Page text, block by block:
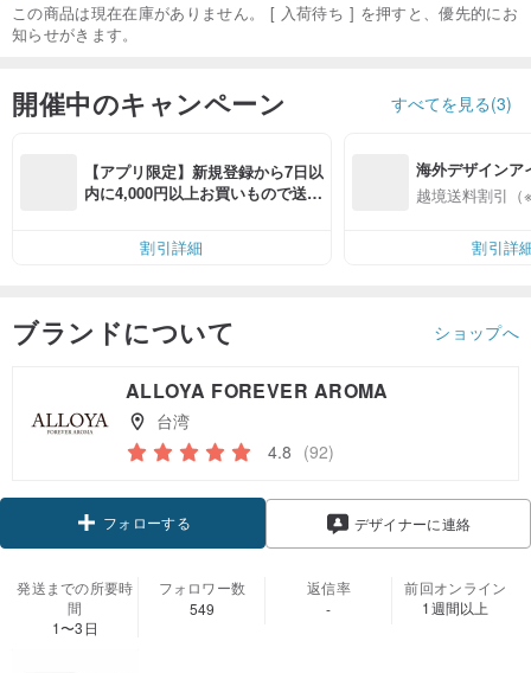
この商品は現在在庫がありません。 [ 入荷待ち ] を押すと、優先的にお
知らせがきます。
開催中のキャンペーン すべてを見る(3)
【アプリ限定】新規登録から7日以
内に4,000円以上お買いもので送料
割引詳細
海外デザインア
入
越境送料割引（
割引詳
ブランドについて ショップへ
ALLOYA FOREVER AROMA
台湾
4.8 (92)
フォローする デザイナーに連絡
発送までの所要時
間
1〜3日
フォロワー数
549
返信率
-
前回オンライン
1週間以上